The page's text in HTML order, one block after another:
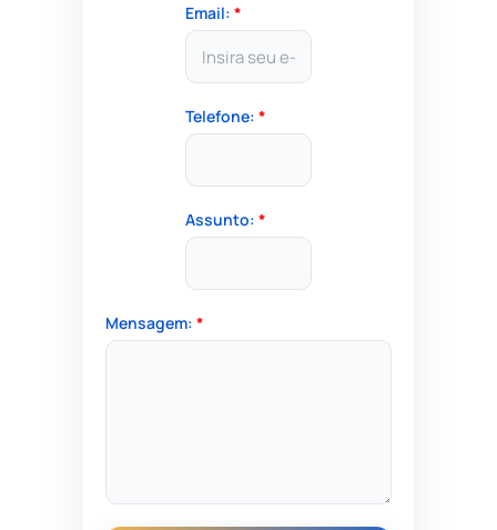
Email: *
Telefone: *
Assunto: *
Mensagem: *